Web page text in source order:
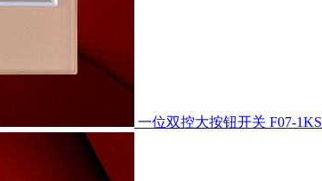
一位双控大按钮开关 F07-1KS